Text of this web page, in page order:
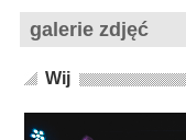
galerie zdjęć
Wij